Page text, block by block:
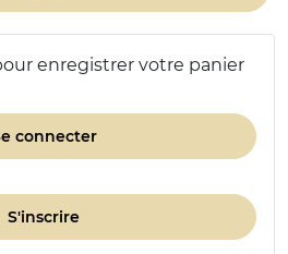
enregistrer votre panier
connecter
S'inscrire